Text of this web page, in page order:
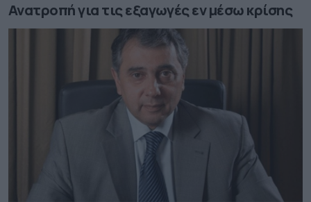
Ανατροπή για τις εξαγωγές εν μέσω κρίσης